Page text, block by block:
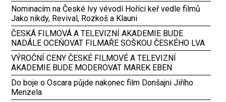
Nominacím na České lvy vévodí Hořící keř vedle filmů
Jako nikdy, Revival, Rozkoš a Klauni
ČESKÁ FILMOVÁ A TELEVIZNÍ AKADEMIE BUDE
NADÁLE OCEŇOVAT FILMAŘE SOŠKOU ČESKÉHO LVA
VÝROČNÍ CENY ČESKÉ FILMOVÉ A TELEVIZNÍ
AKADEMIE BUDE MODEROVAT MAREK EBEN
Do boje o Oscara půjde nakonec film Donšajni Jiřího
Menzela